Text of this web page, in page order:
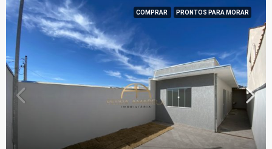
COMPRAR PRONTOS PARA MORAR